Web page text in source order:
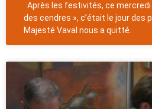
Après les festivités, ce mercredi
des cendres », c’était le jour des
Majesté Vaval nous a quitté.